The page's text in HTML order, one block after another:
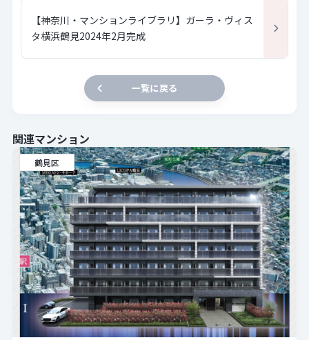
【神奈川・マンションライブラリ】ガーラ・ヴィス
タ横浜鶴見2024年2月完成
一覧に戻る
関連マンション
鶴見区